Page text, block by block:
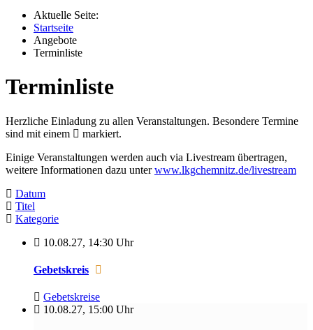
Aktuelle Seite:
Startseite
Angebote
Terminliste
Terminliste
Herzliche Einladung zu allen Veranstaltungen. Besondere Termine
sind mit einem
markiert.
Einige Veranstaltungen werden auch via Livestream übertragen,
weitere Informationen dazu unterwww.lkgchemnitz.de/livestream
Datum
Titel
Kategorie
10.08.27, 14:30 Uhr
Gebetskreis
Gebetskreise
10.08.27, 15:00 Uhr